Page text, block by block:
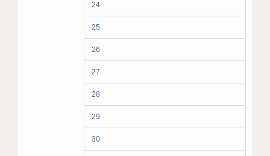
24
25
26
27
28
29
30